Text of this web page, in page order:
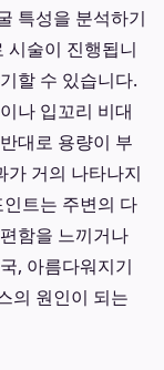
특성을 분석하기
시술이 진행됩니
할 수 있습니다.
나 입꼬리 비대
대로 용량이 부
가 거의 나타나지
트는 주변의 다
함을 느끼거나
, 아름다워지기
의 원인이 되는